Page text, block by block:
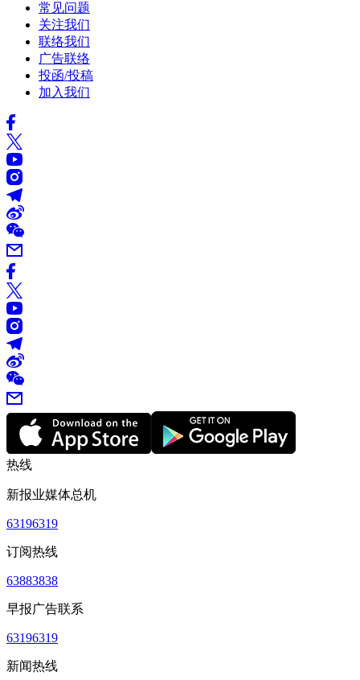
常见问题
关注我们
联络我们
广告联络
投函/投稿
加入我们
热线
新报业媒体总机
63196319
订阅热线
63883838
早报广告联系
63196319
新闻热线